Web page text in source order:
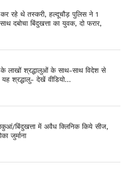
रहे थे तस्करी, हल्दूचौड़ पुलिस ने 1
दबोचा बिंदुखत्ता का युवक, दो फरार,
के लाखों श्रद्धालुओं के साथ-साथ विदेश से
श्रद्धालु- देखें वीडियो…
बिंदुखत्ता में अवैध क्लिनिक किये सीज,
जुर्माना